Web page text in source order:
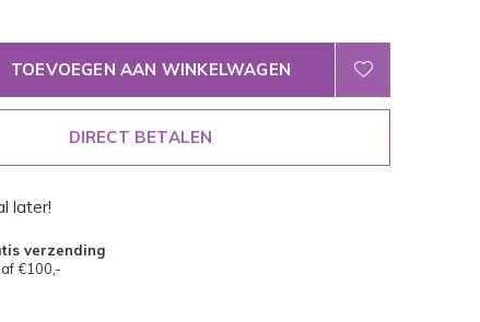
TOEVOEGEN AAN WINKELWAGEN
DIRECT BETALEN
later!
verzending
€100,-